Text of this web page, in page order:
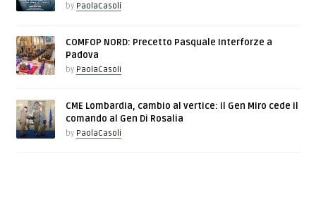
by PaolaCasoli
COMFOP NORD: Precetto Pasquale Interforze a
Padova
by PaolaCasoli
CME Lombardia, cambio al vertice: il Gen Miro cede il
comando al Gen Di Rosalia
by PaolaCasoli